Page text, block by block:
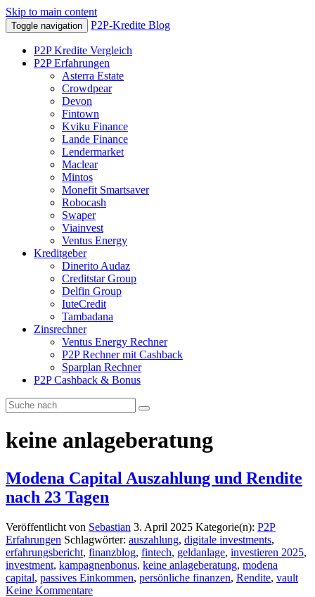
Skip to main content
Toggle navigation P2P-Kredite Blog
P2P Kredite Vergleich
P2P Erfahrungen
Asterra Estate
Crowdpear
Devon
Fintown
Kviku Finance
Lande Finance
Lendermarket
Maclear
Mintos
Monefit Smartsaver
Robocash
Swaper
Viainvest
Ventus Energy
Kreditgeber
Dinerito Audaz
Creditstar Group
Delfin Group
IuteCredit
Tambadana
Zinsrechner
Ventus Energy Rechner
P2P Rechner mit Cashback
Sparplan Rechner
P2P Cashback & Bonus
keine anlageberatung
Modena Capital Auszahlung und Rendite
nach 23 Tagen
Veröffentlicht von Sebastian 3. April 2025 Kategorie(n): P2P
Erfahrungen Schlagwörter: auszahlung, digitale investments,
erfahrungsbericht, finanzblog, fintech, geldanlage, investieren 2025,
investment, kampagnenbonus, keine anlageberatung, modena
capital, passives Einkommen, persönliche finanzen, Rendite, vault
Keine Kommentare